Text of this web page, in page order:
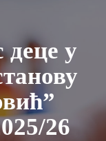
деце у
26